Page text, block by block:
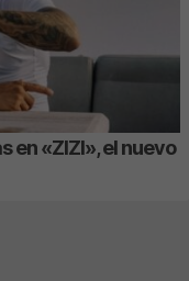
en «ZIZI», el nuevo